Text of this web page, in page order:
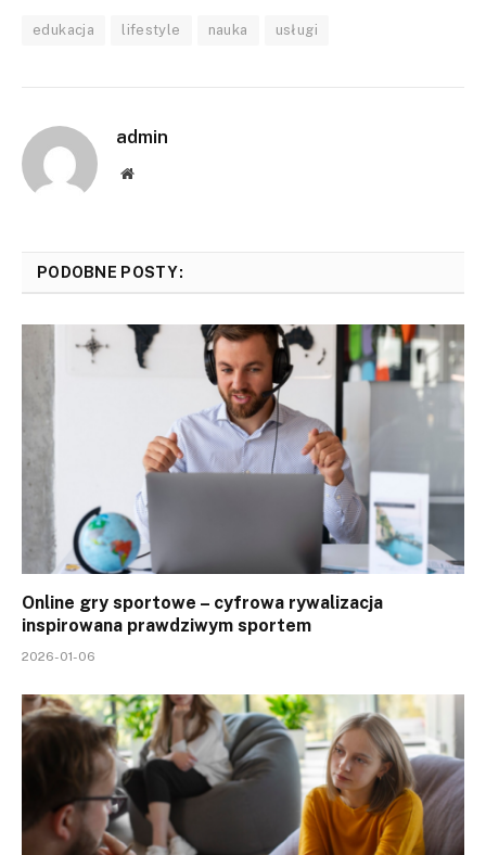
edukacja lifestyle nauka usługi
admin
Website
PODOBNE POSTY:
Online gry sportowe – cyfrowa rywalizacja
inspirowana prawdziwym sportem
2026-01-06